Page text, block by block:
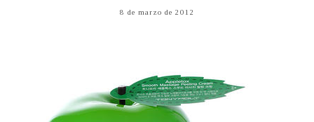
8 de marzo de 2012